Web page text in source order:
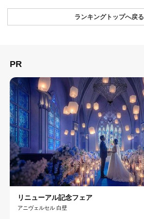
ランキングトップへ戻る
PR
リニューアル記念フェア
アニヴェルセル 白壁